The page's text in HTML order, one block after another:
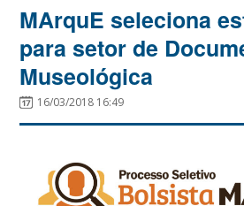
MArquE seleciona
para setor de
Museológica
16/03/2018 16:49